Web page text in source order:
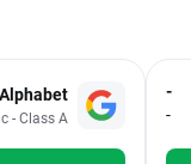
-
-
Alphabet
- Class A